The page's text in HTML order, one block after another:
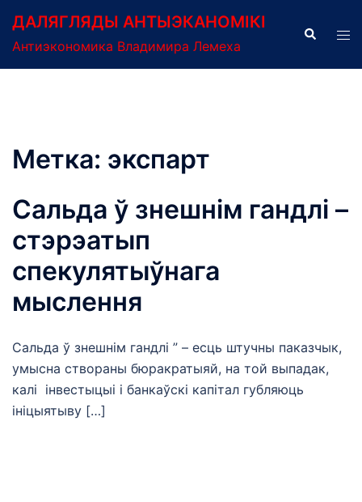
содержимому
ДАЛЯГЛЯДЫ АНТЫЭКАНОМІКІ
Антиэкономика Владимира Лемеха
Поиск
Метка: экспарт
Сальда ў знешнім гандлі –
стэрэатып
спекулятыўнага
мыслення
Сальда ў знешнім гандлі ” – есць штучны паказчык,
умысна створаны бюракратыяй, на той выпадак,
калі інвестыцыі і банкаўскі капітал губляюць
ініцыятыву […]